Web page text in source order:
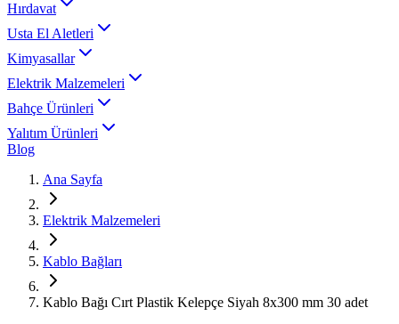
Hırdavat
Usta El Aletleri
Kimyasallar
Elektrik Malzemeleri
Bahçe Ürünleri
Yalıtım Ürünleri
Blog
Ana Sayfa
Elektrik Malzemeleri
Kablo Bağları
Kablo Bağı Cırt Plastik Kelepçe Siyah 8x300 mm 30 adet